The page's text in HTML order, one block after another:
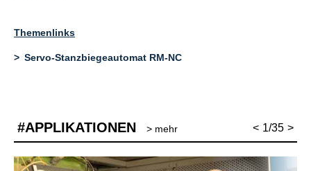
Themenlinks
Servo-Stanzbiegeautomat RM-NC
#APPLIKATIONEN > mehr < 1/35 >